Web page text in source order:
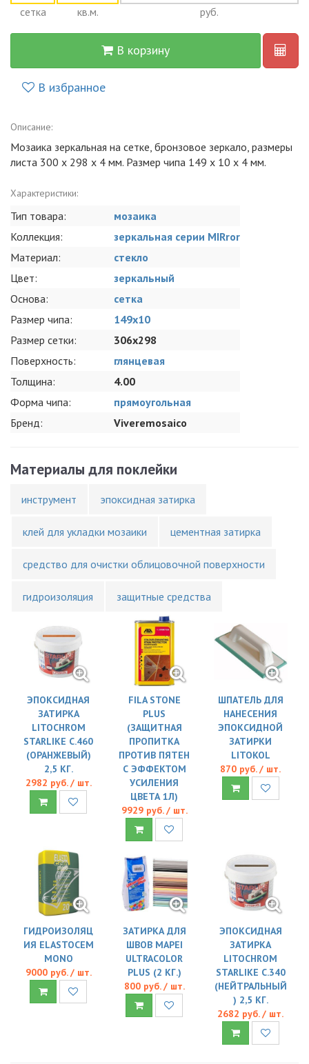
сетка кв.м. руб.
В корзину
В избранное
Описание:
Мозаика зеркальная на сетке, бронзовое зеркало, размеры
листа 300 х 298 х 4 мм. Размер чипа 149 х 10 x 4 мм.
Характеристики:
Тип товара:
мозаика
Коллекция:
зеркальная серии MIRror
Материал:
стекло
Цвет:
зеркальный
Основа:
сетка
Размер чипа:
149x10
Размер сетки:
306x298
Поверхность:
глянцевая
Толщина:
4.00
Форма чипа:
прямоугольная
Бренд:
Viveremosaico
Материалы для поклейки
инструмент эпоксидная затирка
клей для укладки мозаики цементная затирка
средство для очистки облицовочной поверхности
гидроизоляция защитные средства
ЭПОКСИДНАЯ
ЗАТИРКА
LITOCHROM
STARLIKE C.460
(ОРАНЖЕВЫЙ)
2,5 КГ.
2982 руб. / шт.
FILA STONE
PLUS
(ЗАЩИТНАЯ
ПРОПИТКА
ПРОТИВ ПЯТЕН
С ЭФФЕКТОМ
УСИЛЕНИЯ
ЦВЕТА 1Л)
9929 руб. / шт.
ШПАТЕЛЬ ДЛЯ
НАНЕСЕНИЯ
ЭПОКСИДНОЙ
ЗАТИРКИ
LITOKOL
870 руб. / шт.
ГИДРОИЗОЛЯЦ
ИЯ ELASTOCEM
MONO
9000 руб. / шт.
ЗАТИРКА ДЛЯ
ШВОВ MAPEI
ULTRACOLOR
PLUS (2 КГ.)
800 руб. / шт.
ЭПОКСИДНАЯ
ЗАТИРКА
LITOCHROM
STARLIKE C.340
(НЕЙТРАЛЬНЫЙ
) 2,5 КГ.
2682 руб. / шт.